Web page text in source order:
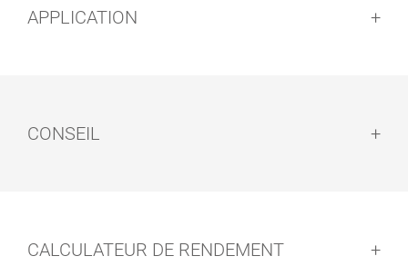
APPLICATION
CONSEIL
CALCULATEUR DE RENDEMENT